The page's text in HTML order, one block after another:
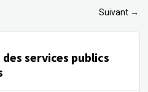
Suivant →
services publics